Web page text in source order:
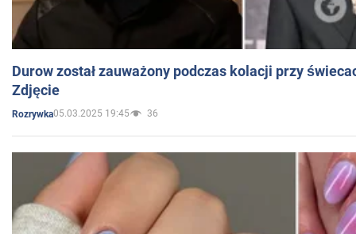
Durow został zauważony podczas kolacji przy
Zdjęcie
Rozrywka05.03.2025 19:45 36